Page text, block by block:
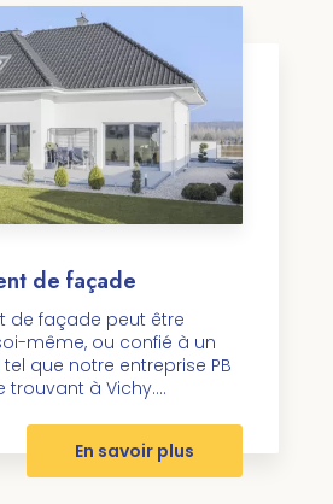
de façade
de façade peut être
même, ou confié à un
que notre entreprise PB
trouvant à Vichy....
En savoir plus